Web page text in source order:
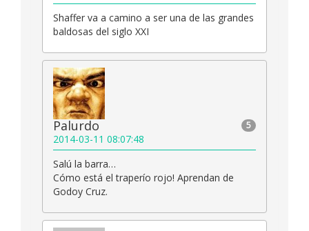
Shaffer va a camino a ser una de las grandes
baldosas del siglo XXI
5
Palurdo
2014-03-11 08:07:48
Salú la barra…
Cómo está el traperío rojo! Aprendan de
Godoy Cruz.